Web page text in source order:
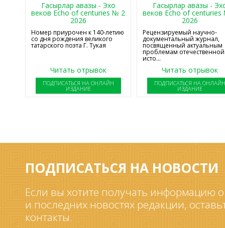
Гасырлар авазы - Эхо
веков Echo of centuries № 2
2026
Номер приурочен к 140-летию
со дня рождения великого
татарского поэта Г. Тукая
Читать отрывок
ПОДПИСАТЬСЯ НА ОНЛАЙН
ИЗДАНИЕ
Гасырлар авазы -
веков Echo of
2026
Рецензируемый научно-
документальный журнал,
посвященный актуальным
проблемам отечественной
исто...
Читать отрывок
ПОДПИСАТЬСЯ НА
ИЗДАНИЕ
ПОДПИСАТЬСЯ НА НОВОСТИ
Если вы хотите получать информацию
и последних новостях редакции,
контакты.